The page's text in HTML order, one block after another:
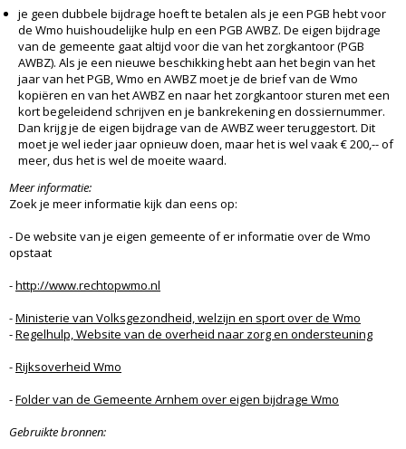
je geen dubbele bijdrage hoeft te betalen als je een PGB hebt voor
de Wmo huishoudelijke hulp en een PGB AWBZ. De eigen bijdrage
van de gemeente gaat altijd voor die van het zorgkantoor (PGB
AWBZ). Als je een nieuwe beschikking hebt aan het begin van het
jaar van het PGB, Wmo en AWBZ moet je de brief van de Wmo
kopiëren en van het AWBZ en naar het zorgkantoor sturen met een
kort begeleidend schrijven en je bankrekening en dossiernummer.
Dan krijg je de eigen bijdrage van de AWBZ weer teruggestort. Dit
moet je wel ieder jaar opnieuw doen, maar het is wel vaak € 200,-- of
meer, dus het is wel de moeite waard.
Meer informatie:
Zoek je meer informatie kijk dan eens op:
- De website van je eigen gemeente of er informatie over de Wmo
opstaat
-http://www.rechtopwmo.nl
-Ministerie van Volksgezondheid, welzijn en sport over de Wmo
-Regelhulp, Website van de overheid naar zorg en ondersteuning
-Rijksoverheid Wmo
-Folder van de Gemeente Arnhem over eigen bijdrage Wmo
Gebruikte bronnen: